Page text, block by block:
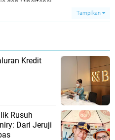
dan Hipertensi
Tampilkan
Kredit
Rusuh
Dari Jeruji